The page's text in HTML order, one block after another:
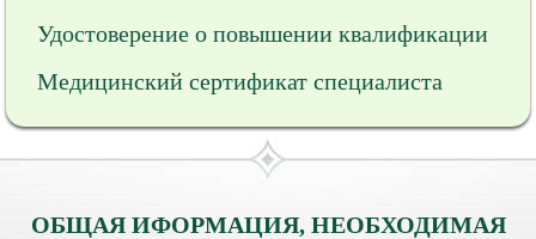
Удостоверение о повышении квалификации
Медицинский сертификат специалиста
ОБЩАЯ ИФОРМАЦИЯ, НЕОБХОДИМАЯ